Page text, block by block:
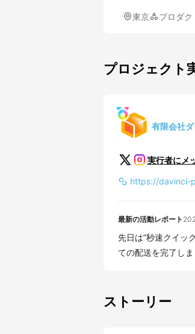
東京 プロダク
プロジェクト
有限会社
実行者にメ
https://davinci-
最新の活動レポート
先日は”秒速クイックポ
ての配送を完了し
ストーリー